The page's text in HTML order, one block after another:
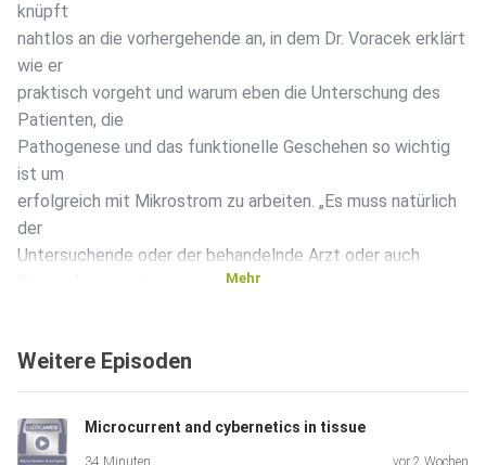
knüpft
nahtlos an die vorhergehende an, in dem Dr. Voracek erklärt
wie er
praktisch vorgeht und warum eben die Unterschung des
Patienten, die
Pathogenese und das funktionelle Geschehen so wichtig
ist um
erfolgreich mit Mikrostrom zu arbeiten. „Es muss natürlich
der
Untersuchende oder der behandelnde Arzt oder auch
nicht so à la Röntgenbild oder so mal durch die Hose
muss den Patienten auch mal in die „Hand nehmen“ und
man muss ihn
Mehr
Weitere Episoden
Microcurrent and cybernetics in tissue
34 Minuten vor 2 Wochen